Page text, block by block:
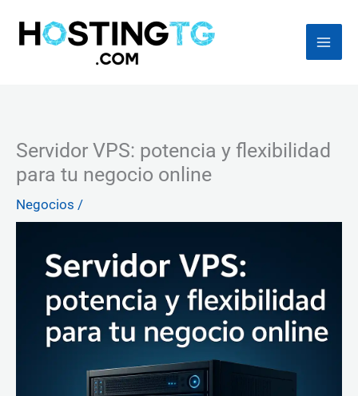
Servidor VPS: potencia y flexibilidad
para tu negocio online
Negocios /